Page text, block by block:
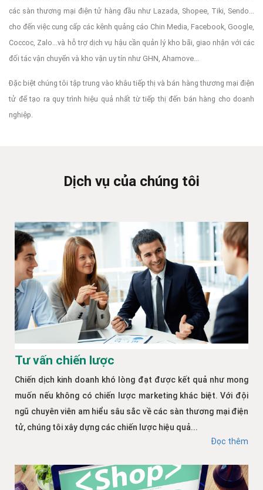
các sàn thương mại điện tử hàng đầu như Lazada, Shopee, Tiki, Sendo...
cho đến việc cung cấp các kênh quảng cáo Chin Media, Facebook, Google,
Coccoc, Zalo...và hỗ trợ dịch vụ hậu cần quản lý kho bãi, giao nhận với các
đối tác vận chuyển và kho vận uy tín như GHN, Ahamove...
Đặc biệt chúng tôi tập trung vào khâu tiếp thị và bán hàng thương mại điện
tử để tạo ra quy trình hiệu quả nhất từ tiếp thị đến bán hàng cho doanh
nghiệp.
Dịch vụ của chúng tôi
Tư vấn chiến lược
Chiến dịch kinh doanh khó lòng đạt được kết quả như mong
muốn nếu không có chiến lược marketing khác biệt. Với đội
ngũ chuyên viên am hiểu sâu sắc về các sàn thương mại điện
tử, chúng tôi xây dựng các chiến lược hiệu quả...
Đọc thêm